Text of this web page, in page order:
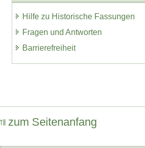
Hilfe zu Historische Fassungen
Fragen und Antworten
Barrierefreiheit
zum Seitenanfang